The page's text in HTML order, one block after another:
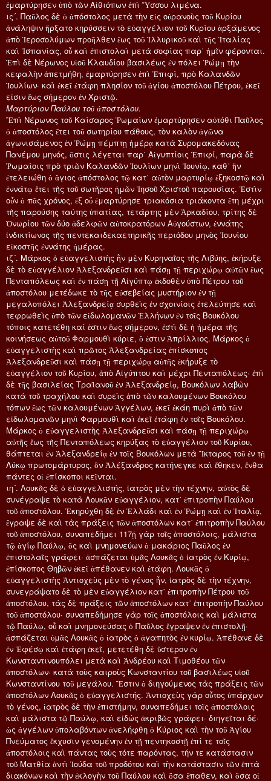
ἐμαρτύρησεν ὑπὸ τῶν Αἰθιόπων ἐπὶ Ὕσσου λιμένα.
ις´. Παῦλος δὲ ὁ ἀπόστολος μετὰ τὴν εἰς οὐρανοὺς τοῦ Κυρίου
ἀνάληψιν ἤρξατο κηρύσσειν τὸ εὐαγγέλιον τοῦ Κυρίου ἀρξάμενος
ἀπὸ Ἱεροσολύμων προῆλθεν ἕως τοῦ Ἰλλυρικοῦ καὶ τῆς Ἰταλίας
καὶ Ἱσπανίας, οὗ καὶ ἐπιστολαὶ μετὰ σοφίας παρ᾿ ἡμῖν φέρονται.
Ἐπὶ δὲ Νέρωνος υἱοῦ Κλαυδίου βασιλέως ἐν πόλει Ῥώμῃ τὴν
κεφαλὴν ἀπετμήθη, ἐμαρτύρησεν ἐπὶ Ἐπιφί, πρὸ Καλανδῶν
Ἰουλίων· καὶ ἐκεῖ ἐτάφη πλησίον τοῦ ἁγίου ἀποστόλου Πέτρου, ἐκεῖ
εἰσιν ἕως σήμερον ἐν Χριστῷ.
Μαρτύριον Παύλου τοῦ ἀποστόλου.
Ἒπὶ Νέρωνος τοῦ Καίσαρος Ῥωμαίων ἐμαρτύρησεν αὐτόθι Παῦλος
ὁ ἀποστόλος ἔτει τοῦ σωτηρίου πάθους, τὸν καλὸν ἀγῶνα
ἀγωνισάμενος ἐν Ῥώμῃ πέμπτῃ ἡμέρᾳ κατὰ Συρομακεδόνας
Πανέμου μηνός, ὅστις λέγεται παρ᾿ Αἰγυπτίοις Ἐπιφί, παρὰ δὲ
Ῥωμαίοις πρὸ τριῶν Καλανδῶν Ἰουλίων μηνὶ Ἰουνίῳ, καθ᾿ ἣν
ἐτελειώθη ὁ ἅγιος ἀπόστολος τῷ κατ᾿ αὐτὸν μαρτυρίῳ ἑξηκοστῷ καὶ
ἐννάτῳ ἔτει τῆς τοῦ σωτῆρος ἡμῶν Ἰησοῦ Χριστοῦ παρουσίας. Ἐστὶν
οὖν ὁ πᾶς χρόνος, ἐξ οὗ ἐμαρτύρησε τριακόσια τριάκοντα ἔτη μέχρι
τῆς παρούσης ταύτης ὑπατίας, τετάρτης μὲν Ἀρκαδίου, τρίτης δὲ
Ὁνωρίου τῶν δύο ἀδελφῶν αὐτοκρατόρων Αὐγούστων, ἐννάτης
ἰνδικτίωνος τῆς πεντεκαιδεκαετηρικῆς περιόδου μηνὸς Ἰουνίου
εἰκοστῆς ἐννάτης ἡμέρας.
ιζ´. Μάρκος ὁ εὐαγγελιστὴς ἦν μὲν Κυρηναῖος τῆς Λιβύης, ἐκήρυξε
δὲ τὸ εὐαγγέλιον Ἀλεξανδρεῦσι καὶ πάσῃ τῇ περιχώρῳ αὐτῶν ἕως
Πενταπόλεως καὶ ἐν πάσῃ τῇ Αἰγύπτῳ ἐκδοθὲν ὑπὸ Πέτρου τοῦ
ἀποστόλου μετέδωκε τὸ τῆς εὐσεβείας μυστήριον ἐν τῇ
μεγαλοπόλει Ἀλεξανδρείᾳ συρθεὶς ἐν σχοινίοις ἐτελεύτησε καὶ
τεφρωθεὶς ὑπὸ τῶν εἰδωλομανῶν Ἑλλήνων ἐν τοῖς Βουκόλου
τόποις κατετέθη καί ἐστιν ἕως σήμερον, ἐστὶ δὲ ἡ ἡμέρα τῆς
κοινήσεως αὐτοῦ Φαρμουθὶ κύριε, ὅ ἐστιν Ἀπρίλλιος. Μάρκος ὁ
εὐαγγελιστὴς καὶ πρῶτος Ἀλεξανδρείας ἐπίσκοπος
Ἀλεξανδρεῦσι καὶ πάσῃ τῇ περιχώρᾳ αὐτῆς ἐκήρυξε τὸ
εὐαγγέλιον τοῦ Κυρίου, ἀπὸ Αἰγύπτου καὶ μέχρι Πενταπόλεως· ἐπὶ
δὲ τῆς βασιλείας Τραϊανοῦ ἐν Ἀλεξανδρείᾳ, Βουκόλων λαβὼν
κατὰ τοῦ τραχήλου καὶ συρεὶς ἀπὸ τῶν καλουμένων Βουκόλου
τόπων ἕως τῶν καλουμένων Ἀγγέλων, ἐκεῖ ἐκάη πυρὶ ἀπὸ τῶν
εἰδωλομανῶν μηνὶ Φαρμουθὶ καὶ ἐκεῖ ἐτάφη ἐν τοῖς Βουκόλου.
Μάρκος ὁ εὐαγγελιστὴς Ἀλεξανδρεῦσι καὶ πάσῃ τῇ περιχώρῳ
αὐτῆς ἕως τῆς Πενταπόλεως κηρύξας τὸ εὐαγγέλιον τοῦ Κυρίου,
θάπτεται ἐν Ἀλεξανδρείᾳ ἐν τοῖς Βουκόλων μετὰ Ἴκταρος τοῦ ἐν τῇ
Λύκῳ πρωτομάρτυρος, ὃν Ἀλέξανδρος κατήνεγκε καὶ ἔθηκεν, ἔνθα
πάντες οἱ ἐπίσκοποι κεῖνται.
ιη´. Λουκᾶς δὲ ὁ εὐαγγελιστής, ἰατρὸς μὲν τὴν τέχνην, αὐτὸς δὲ
συνέγραψε τὸ κατὰ Λουκᾶν εὐαγγέλιον, κατ᾿ ἐπιτροπὴν Παύλου
τοῦ ἀποστόλου. Ἐκηρύχθη δὲ ἐν Ἑλλάδι καὶ ἐν Ῥώμῃ καὶ ἐν Ἰταλίᾳ,
ἔγραψε δὲ καὶ τὰς πράξεις τῶν ἀποστόλων κατ᾿ ἐπιτροπὴν Παύλου
τοῦ ἀποστόλου, συναπεδήμει 117ῄ γὰρ τοῖς ἀποστόλοις, μάλιστα
τῷ ἁγίῳ Παύλῳ, ὃς καὶ μνημονεύων ὁ μακάριος Παῦλος ἐν
ἐπιστολαῖς γράφει· ἀσπάζεται ὑμᾶς Λουκᾶς ὁ ἰατρὸς ἐν Κυρίῳ,
ἐπίσκοπος Θηβῶν ἐκεῖ ἀπέθανεν καὶ ἐτάφη. Λουκᾶς ὁ
εὐαγγελιστὴς Ἀντιοχεὺς μὲν τὸ γένος ἦν, ἰατρὸς δὲ τὴν τέχνην,
συνεγράψατο δὲ τὸ μὲν εὐαγγέλιον κατ᾿ ἐπιτροπὴν Πέτρου τοῦ
ἀποστόλου, τὰς δὲ πράξεις τῶν ἀποστόλων κατ᾿ ἐπιτροπὴν Παύλου
τοῦ ἀποστόλου· συναπεδήμησε γὰρ τοῖς ἀποστόλοις καὶ μάλιστα
τῷ Παύλῳ, οὗ καὶ μνημονεύσας ὁ Παῦλος ἔγραψεν ἐν ἐπιστολῇ·
ἀσπάζεται ὑμᾶς Λουκᾶς ὁ ἰατρὸς ὁ ἀγαπητὸς ἐν κυρίῳ. Ἀπέθανε δὲ
ἐν Ἐφέσῳ καὶ ἐτάφη ἐκεῖ, μετετέθη δὲ ὕστερον ἐν
Κωνσταντινουπόλει μετὰ καὶ Ἀνδρέου καὶ Τιμοθέου τῶν
ἀποστόλων· κατὰ τοὺς καιροὺς Κωνσταντίου τοῦ βασιλέως υἱοῦ
Κωνσταντίνου τοῦ μεγάλου. Ἔστιν ὁ διηγούμενος τὰς πράξεις τῶν
ἀποστόλων Λουκᾶς ὁ εὐαγγελιστής. Ἀντιοχεὺς γὰρ οὗτος ὑπάρχων
τὸ γένος, ἰατρὸς δὲ τὴν ἐπιστήμην, συναπεδήμει τοῖς ἀποστόλοις
καὶ μάλιστα τῷ Παύλῳ, καὶ εἰδὼς ἀκριβῶς γράφει· διηγεῖται δέ·
ὡς ἀγγέλων ὑπολαβόντων ἀνελήφθη ὁ Κύριος καὶ τὴν τοῦ Ἁγίου
Πνεύματος ἔκχυσιν γενομένην ἐν τῇ πεντηκοστῇ ἐπί τε τοῖς
ἀποστόλοις καὶ πάντας τοὺς τότε παρόντας, τήν τε κατάστασιν
τοῦ Ματθία ἀντὶ Ἰούδα τοῦ προδότου καὶ τὴν κατάστασιν τῶν ἑπτὰ
διακόνων καὶ τὴν ἐκλογὴν τοῦ Παύλου καὶ ὅσα ἔπαθεν, καὶ ὅσα οἱ